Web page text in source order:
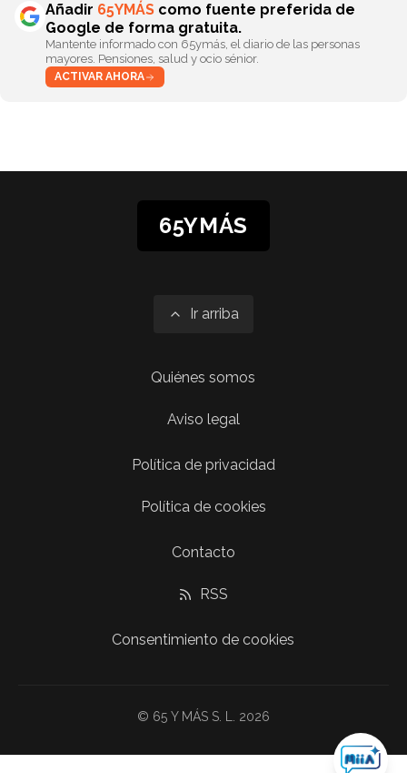
Añadir 65YMÁS como fuente preferida de
Google de forma gratuita.
Mantente informado con 65ymás, el diario de las personas
mayores. Pensiones, salud y ocio sénior.
ACTIVAR AHORA
65YMÁS
Ir arriba
Quiénes somos
Aviso legal
Política de privacidad
Política de cookies
Contacto
RSS
Consentimiento de cookies
© 65 Y MÁS S. L. 2026